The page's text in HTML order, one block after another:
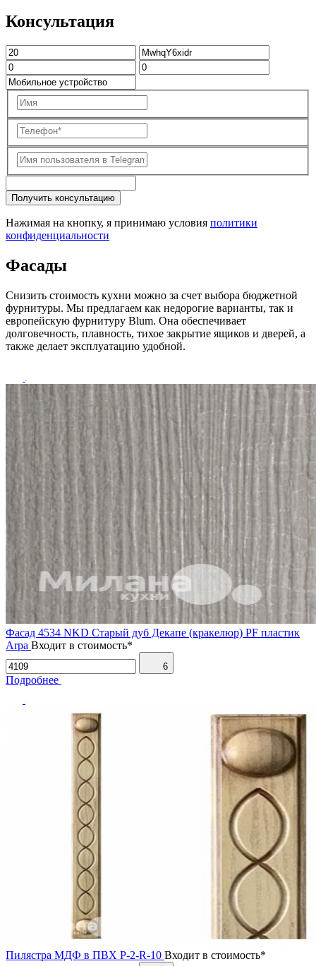
Консультация
Получить консультацию
Нажимая на кнопку, я принимаю условия политики
конфиденциальности
Фасады
Снизить стоимость кухни можно за счет выбора бюджетной
фурнитуры. Мы предлагаем как недорогие варианты, так и
европейскую фурнитуру Blum. Она обеспечивает
долговечность, плавность, тихое закрытие ящиков и дверей, а
также делает эксплуатацию удобной.
Фасад 4534 NKD Старый дуб Декапе (кракелюр) PF пластик
Arpa Входит в стоимость*
6
Подробнее
Пилястра МДФ в ПВХ P-2-R-10 Входит в стоимость*